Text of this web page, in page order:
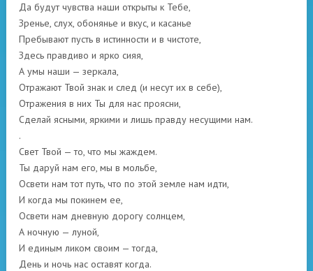
Да будут чувства наши открыты к Тебе,
Зренье, слух, обонянье и вкус, и касанье
Пребывают пусть в истинности и в чистоте,
Здесь правдиво и ярко сияя,
А умы наши — зеркала,
Отражают Твой знак и след (и несут их в себе),
Отражения в них Ты для нас проясни,
Сделай ясными, яркими и лишь правду несущими нам.
.
Свет Твой — то, что мы жаждем.
Ты даруй нам его, мы в мольбе,
Освети нам тот путь, что по этой земле нам идти,
И когда мы покинем ее,
Освети нам дневную дорогу солнцем,
А ночную — луной,
И единым ликом своим — тогда,
День и ночь нас оставят когда.